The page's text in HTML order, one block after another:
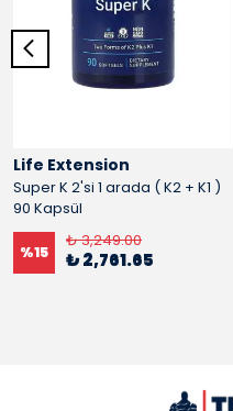
Life Extension
Super K 2'si 1 arada ( K2 + K1 )
90 Kapsül
%15
₺ 3,249.00
₺ 2,761.65